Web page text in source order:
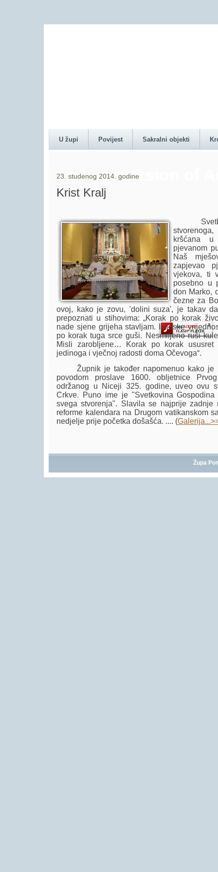
newer version of
Player.
U župi Povijest Sakralni objekti
23. studenog 2014. godine
Krist Kralj
kršćana u
pjevanom
Naš
zapjevao
vjekova, ti
posebno u
don Marko,
čezne za
ovoj, kako je zovu, 'dolini suza', je takav
prepoznati u stihovima: „Korak po korak
nade sjene grijeha stavljam. Istinske
po korak tuga srce guši. Nesmiljeno ruši
Misli zarobljene… Korak po korak ususret
jedinoga i vječnoj radosti doma Očevoga“.
Župnik je također napomenuo kako je
povodom proslave 1600. obljetnice
održanog u Niceji 325. godine, uveo ovu
Crkve. Puno ime je "Svetkovina
svega stvorenja". Slavila se najprije zadnje
reforme kalendara na Drugom vatikanskom
nedjelje prije početka došašća. .... (
Župa